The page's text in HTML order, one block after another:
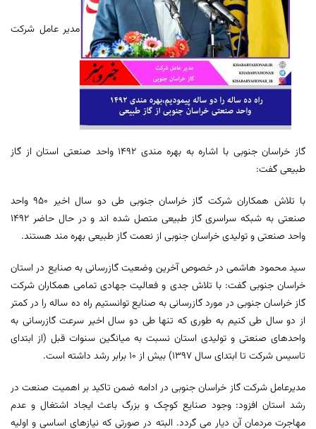
مدیر عامل شرکت
گاز خراسان جنوبی با اشاره به بهره مندی 1492 واحد صنعتی استان از گاز
طبیعی گفت:
با تلاش همکاران شرکت گاز خراسان جنوبی طی دو سال اخیر 950 واحد
صنعتی به شبکه سراسری گاز طبیعی متصل شده اند و در حال حاضر 1492
واحد صنعتی و تولیدی خراسان جنوبی از نعمت گاز طبیعی بهره مند هستند.
سید محمود هاشمی در خصوص آخرین وضعیت گازرسانی به صنایع در استان
خراسان جنوبی گفت: با تلاش جدی و فعالیت جهادی تمامی همکاران شرکت
گاز خراسان جنوبی در مورد گازرسانی به صنایع توانستیم راه ده ساله را در کمتر
از دو سال طی کنیم به طوری که تنها طی دو سال اخیر سرعت گازرسانی به
واحدهای صنعتی و تولیدی استان نسبت به میانگین سنوات قبل (از ابتدای
تاسیس شرکت تا ابتدای سال 1397) بیش از 10 برابر رشد داشته است.
مدیرعامل شرکت گاز خراسان جنوبی در ادامه ضمن تاکید بر اهمیت صنعت در
رشد استان افزود: وجود صنایع کوچک و بزرگ باعث ایجاد اشتغال و عدم
مهاجرت مردمان آن دیار می گردد. البته در صورتی که نیازهای اساسی و اولیه